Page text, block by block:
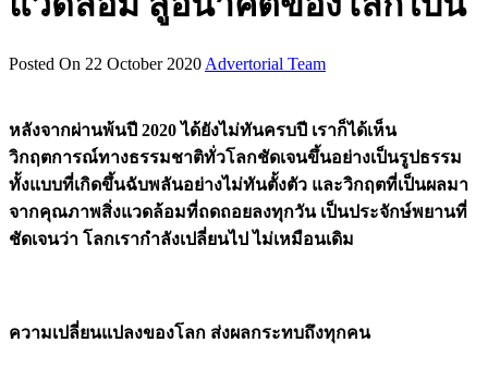
Posted On 22 October 2020 Advertorial Team
หลังจากผ่านพ้นปี 2020 ได้ยังไม่ทันครบปี เราก็ได้เห็น
วิกฤตการณ์ทางธรรมชาติทั่วโลกชัดเจนขึ้นอย่างเป็นรูปธรรม
ทั้งแบบที่เกิดขึ้นฉับพลันอย่างไม่ทันตั้งตัว และวิกฤตที่เป็นผลมา
จากคุณภาพสิ่งแวดล้อมที่ถดถอยลงทุกวัน เป็นประจักษ์พยานที่
ชัดเจนว่า โลกเรากำลังเปลี่ยนไป ไม่เหมือนเดิม
ความเปลี่ยนแปลงของโลก ส่งผลกระทบถึงทุกคน